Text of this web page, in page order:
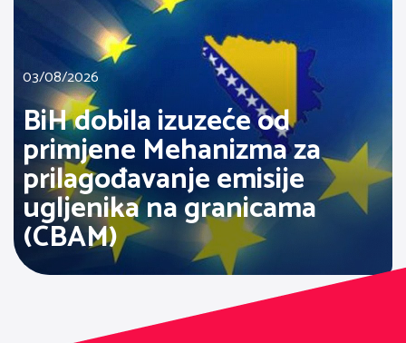
03/08/2026
BiH dobila izuzeće od
primjene Mehanizma za
prilagođavanje emisije
ugljenika na granicama
(CBAM)